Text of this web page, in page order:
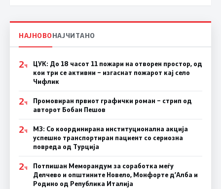
НАЈНОВОНАЈЧИТАНО
2Ч
ЦУК: До 18 часот 11 пожари на отворен простор, од
кои три се активни – изгаснат пожарот кај село
Чифлик
2Ч
Промовиран првиот графички роман – стрип од
авторот Бобан Пешов
2Ч
МЗ: Со координирана институционална акција
успешно транспортиран пациент со сериозна
повреда од Турција
2Ч
Потпишан Меморандум за соработка меѓу
Делчево и општините Новело, Монфорте д’Алба и
Родино од Република Италија